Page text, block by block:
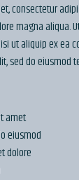
consectetur
magna aliqua.
ut aliquip ex ea
sed do eiusmod
amet
eiusmod
dolore